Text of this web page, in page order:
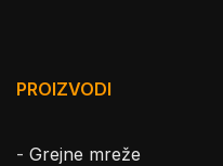
PROIZVODI
- Grejne mreže